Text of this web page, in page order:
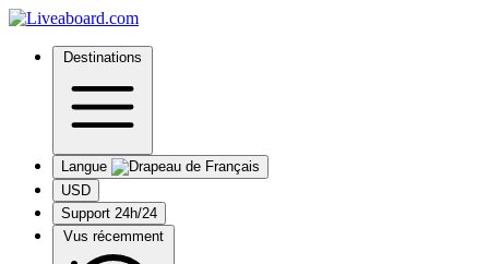
Destinations
Langue
USD
Support 24h/24
Vus récemment